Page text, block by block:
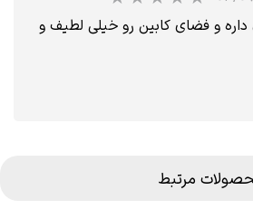
داره و فضای کابین رو خیلی لطیف و
مرتبط